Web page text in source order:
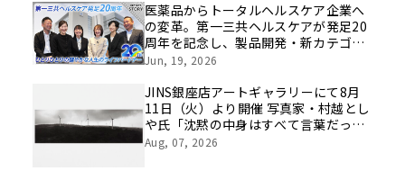
医薬品からトータルヘルスケア企業へ
の変革。第一三共ヘルスケアが発足20
周年を記念し、製品開発・新カテゴリ
挑戦の舞台や旧社統合時のエピソード
像を公開！
Jun, 19, 2026
JINS銀座店アートギャラリーにて8月
11日（火）より開催 写真家・村越とし
や氏「沈黙の中身はすべて言葉だっ
た」
Aug, 07, 2026